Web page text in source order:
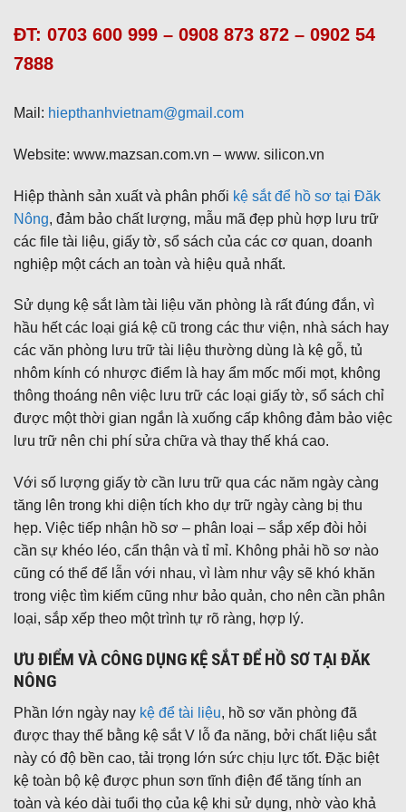
ĐT: 0703 600 999 – 0908 873 872 – 0902 54
7888
Mail: hiepthanhvietnam@gmail.com
Website: www.mazsan.com.vn – www. silicon.vn
Hiệp thành sản xuất và phân phối kệ sắt để hồ sơ tại Đăk
Nông, đảm bảo chất lượng, mẫu mã đẹp phù hợp lưu trữ
các file tài liệu, giấy tờ, sổ sách của các cơ quan, doanh
nghiệp một cách an toàn và hiệu quả nhất.
Sử dụng kệ sắt làm tài liệu văn phòng là rất đúng đắn, vì
hầu hết các loại giá kệ cũ trong các thư viện, nhà sách hay
các văn phòng lưu trữ tài liệu thường dùng là kệ gỗ, tủ
nhôm kính có nhược điểm là hay ẩm mốc mối mọt, không
thông thoáng nên việc lưu trữ các loại giấy tờ, sổ sách chỉ
được một thời gian ngắn là xuống cấp không đảm bảo việc
lưu trữ nên chi phí sửa chữa và thay thế khá cao.
Với số lượng giấy tờ cần lưu trữ qua các năm ngày càng
tăng lên trong khi diện tích kho dự trữ ngày càng bị thu
hẹp. Việc tiếp nhận hồ sơ – phân loại – sắp xếp đòi hỏi
cần sự khéo léo, cẩn thận và tỉ mỉ. Không phải hồ sơ nào
cũng có thể để lẫn với nhau, vì làm như vậy sẽ khó khăn
trong việc tìm kiếm cũng như bảo quản, cho nên cần phân
loại, sắp xếp theo một trình tự rõ ràng, hợp lý.
ƯU ĐIỂM VÀ CÔNG DỤNG KỆ SẮT ĐỂ HỒ SƠ TẠI ĐĂK
NÔNG
Phần lớn ngày nay kệ để tài liệu, hồ sơ văn phòng đã
được thay thế bằng kệ sắt V lỗ đa năng, bởi chất liệu sắt
này có độ bền cao, tải trọng lớn sức chịu lực tốt. Đặc biệt
kệ toàn bộ kệ được phun sơn tĩnh điện để tăng tính an
toàn và kéo dài tuổi thọ của kệ khi sử dụng, nhờ vào khả